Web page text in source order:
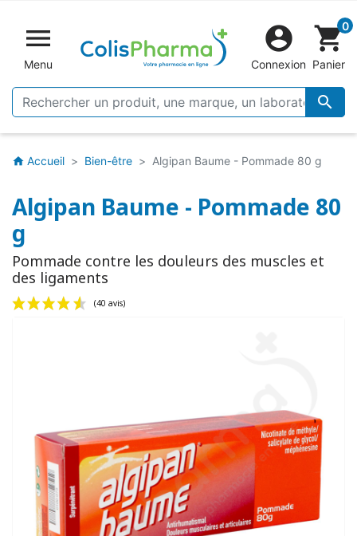

Menu


Connexion
shopping_cart0
Panier
home Accueil Bien-être Algipan Baume - Pommade 80 g
Algipan Baume - Pommade 80
g
Pommade contre les douleurs des muscles et
des ligaments